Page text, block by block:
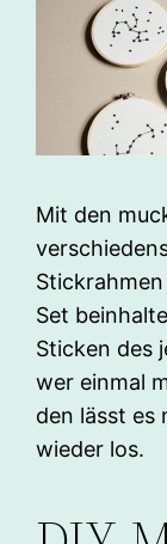
Mit den
Set
Sticken des
wer einmal
den lässt es
wieder los.